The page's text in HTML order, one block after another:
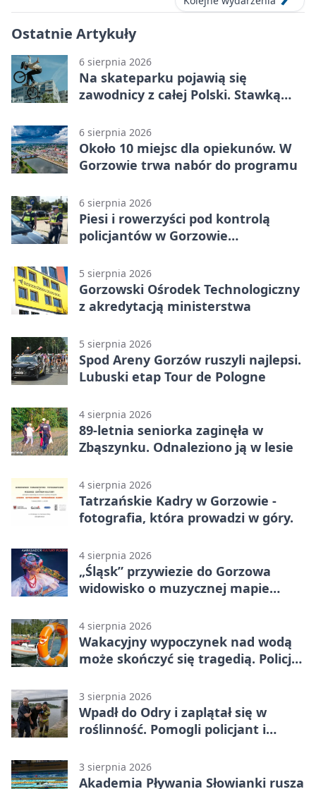
Ostatnie Artykuły
6 sierpnia 2026
Na skateparku pojawią się
zawodnicy z całej Polski. Stawką
6 sierpnia 2026
Około 10 miejsc dla opiekunów. W
Gorzowie trwa nabór do programu
6 sierpnia 2026
Piesi i rowerzyści pod kontrolą
policjantów w Gorzowie
5 sierpnia 2026
Gorzowski Ośrodek Technologiczny
z akredytacją ministerstwa
5 sierpnia 2026
Spod Areny Gorzów ruszyli najlepsi.
Lubuski etap Tour de Pologne
4 sierpnia 2026
89-letnia seniorka zaginęła w
Zbąszynku. Odnaleziono ją w lesie
4 sierpnia 2026
Tatrzańskie Kadry w Gorzowie -
fotografia, która prowadzi w góry.
4 sierpnia 2026
„Śląsk” przywiezie do Gorzowa
widowisko o muzycznej mapie
4 sierpnia 2026
Wakacyjny wypoczynek nad wodą
może skończyć się tragedią. Policja
3 sierpnia 2026
Wpadł do Odry i zaplątał się w
roślinność. Pomogli policjant i
3 sierpnia 2026
Akademia Pływania Słowianki rusza